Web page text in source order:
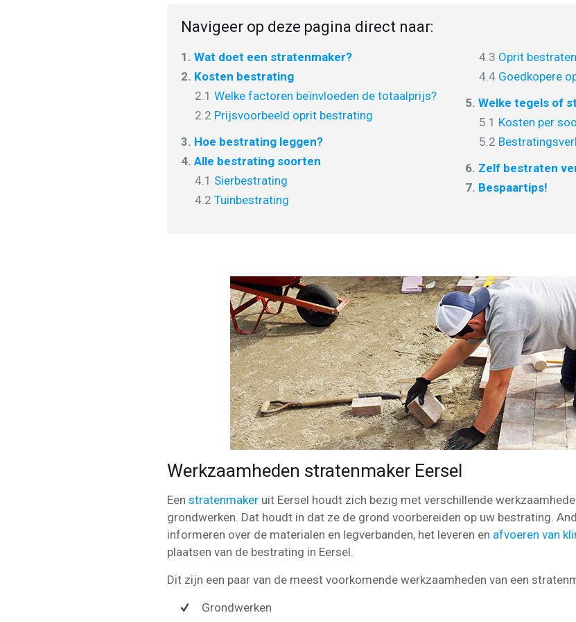
Navigeer op deze pagina direct naar:
1. Wat doet een stratenmaker?
2. Kosten bestrating
2.1 Welke factoren beïnvloeden de totaalprijs?
2.2 Prijsvoorbeeld oprit bestrating
3. Hoe bestrating leggen?
4. Alle bestrating soorten
4.1 Sierbestrating
4.2 Tuinbestrating
4.3 Oprit bestraten
4.4 Goedkopere
5. Welke tegels of
5.1 Kosten per
5.2
6. Zelf bestraten
7. Bespaartips!
Werkzaamheden stratenmaker Eersel
Een stratenmakeruit Eersel houdt zich bezig met verschillende
grondwerken. Dat houdt in dat ze de grond voorbereiden op uw bestrating.
informeren over de materialen en legverbanden, het leveren en afvoeren van
plaatsen van de bestrating in Eersel.
Dit zijn een paar van de meest voorkomende werkzaamheden van een
Grondwerken